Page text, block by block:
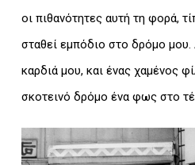
οι πιθανότητες αυτή τη φορά,
σταθεί εμπόδιο στο δρόμο
καρδιά μου, και ένας χαμένος
σκοτεινό δρόμο ένα φως στο